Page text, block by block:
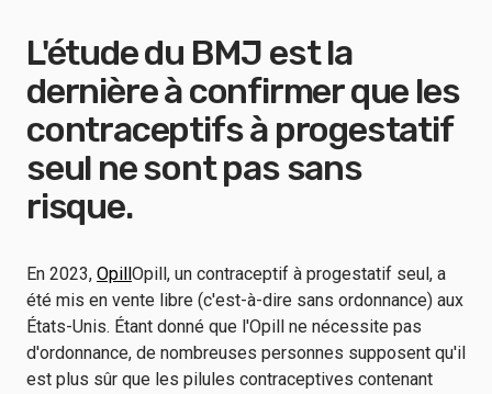
L'étude du BMJ est la
dernière à confirmer que les
contraceptifs à progestatif
seul ne sont pas sans
risque.
En 2023, OpillOpill, un contraceptif à progestatif seul, a
été mis en vente libre (c'est-à-dire sans ordonnance) aux
États-Unis. Étant donné que l'Opill ne nécessite pas
d'ordonnance, de nombreuses personnes supposent qu'il
est plus sûr que les pilules contraceptives contenant